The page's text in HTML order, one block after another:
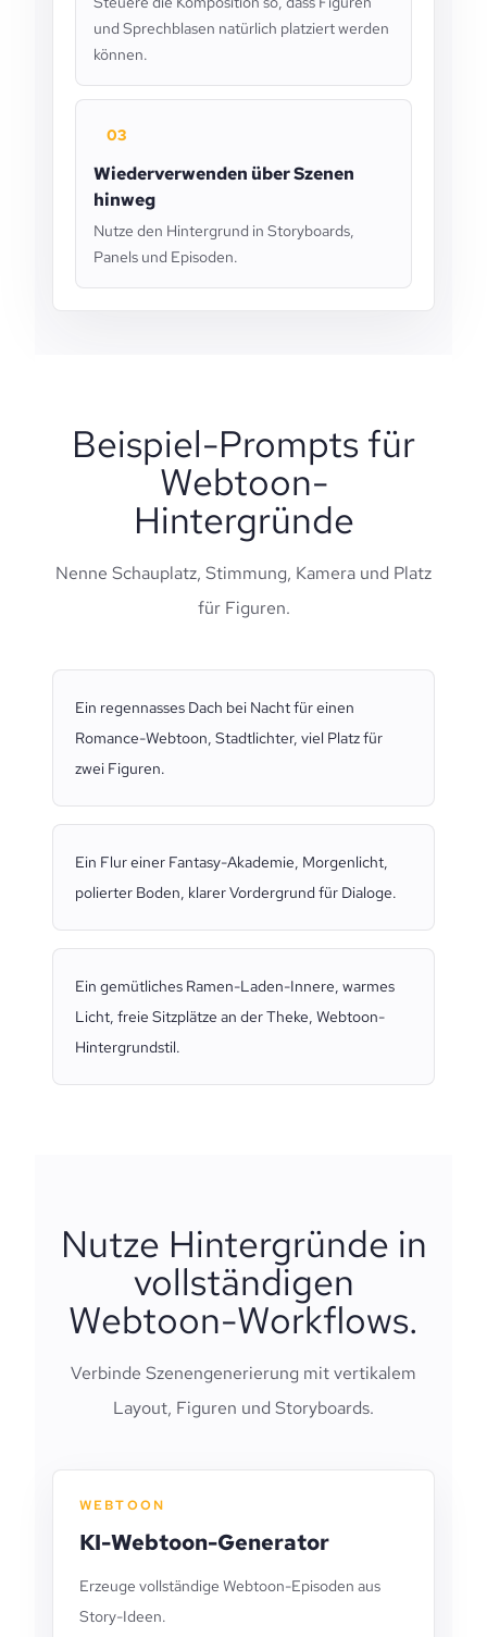
und Sprechblasen natürlich platziert werden
können.
03
Wiederverwenden über Szenen
hinweg
Nutze den Hintergrund in Storyboards,
Panels und Episoden.
Beispiel-Prompts für
Webtoon-
Hintergründe
Nenne Schauplatz, Stimmung, Kamera und Platz
für Figuren.
Ein regennasses Dach bei Nacht für einen
Romance-Webtoon, Stadtlichter, viel Platz für
zwei Figuren.
Ein Flur einer Fantasy-Akademie, Morgenlicht,
polierter Boden, klarer Vordergrund für Dialoge.
Ein gemütliches Ramen-Laden-Innere, warmes
Licht, freie Sitzplätze an der Theke, Webtoon-
Hintergrundstil.
Nutze Hintergründe in
vollständigen
Webtoon-Workflows.
Verbinde Szenengenerierung mit vertikalem
Layout, Figuren und Storyboards.
WEBTOON
KI-Webtoon-Generator
Erzeuge vollständige Webtoon-Episoden aus
Story-Ideen.